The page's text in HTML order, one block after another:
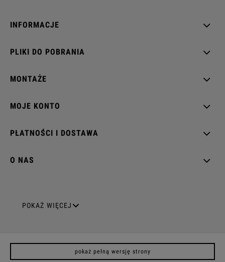
Zestawy włączników
INFORMACJE
PLIKI DO POBRANIA
MONTAŻE
MOJE KONTO
PŁATNOŚCI I DOSTAWA
O NAS
GNIAZDA ELEKTRYCZNE
Gniazda podwójne z uziemieniem
POKAŻ WIĘCEJ
pokaż pełną wersję strony